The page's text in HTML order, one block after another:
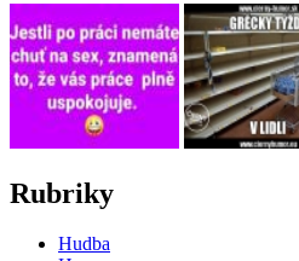
Rubriky
Hudba